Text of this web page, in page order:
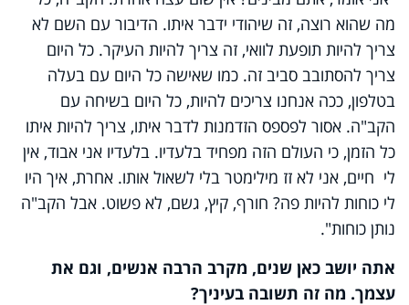
מה שהוא רוצה, זה שיהודי ידבר איתו. הדיבור עם השם לא
צריך להיות תופעת לוואי, זה צריך להיות העיקר. כל היום
צריך להסתובב סביב זה. כמו שאישה כל היום עם בעלה
בטלפון, ככה אנחנו צריכים להיות, כל היום בשיחה עם
הקב"ה. אסור לפספס הזדמנות לדבר איתו, צריך להיות איתו
כל הזמן, כי העולם הזה מפחיד בלעדיו. בלעדיו אני אבוד, אין
לי חיים, אני לא זז מילימטר בלי לשאול אותו. אחרת, איך היו
לי כוחות להיות פה? חורף, קיץ, גשם, לא פשוט. אבל הקב"ה
נותן כוחות".
אתה יושב כאן שנים, מקרב הרבה אנשים, וגם את
עצמך. מה זה תשובה בעיניך?